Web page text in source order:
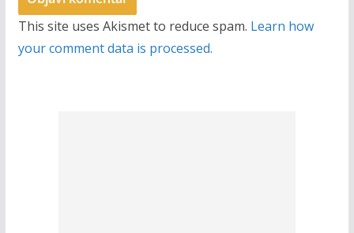
This site uses Akismet to reduce spam. Learn how
your comment data is processed.